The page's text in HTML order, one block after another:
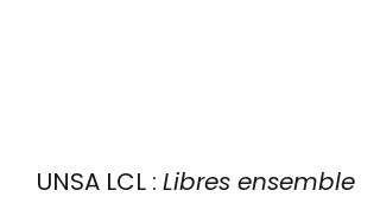
UNSA LCL : Libres ensemble